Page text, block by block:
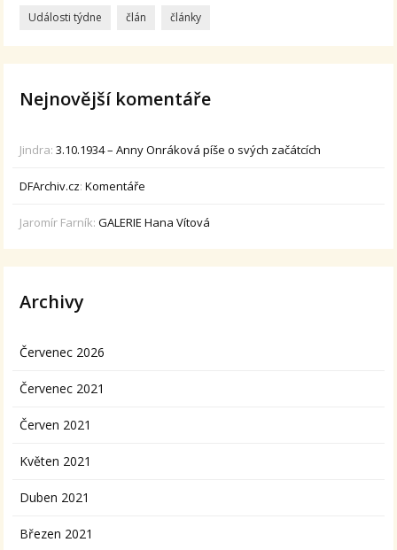
Události týdne člán články
Nejnovější komentáře
Jindra:3.10.1934 – Anny Onráková píše o svých začátcích
DFArchiv.cz:Komentáře
Jaromír Farník:GALERIE Hana Vítová
Archivy
Červenec 2026
Červenec 2021
Červen 2021
Květen 2021
Duben 2021
Březen 2021